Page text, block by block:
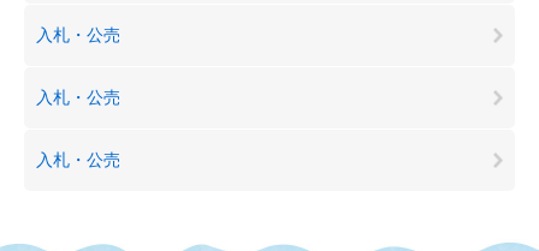
入札・公売
入札・公売
入札・公売